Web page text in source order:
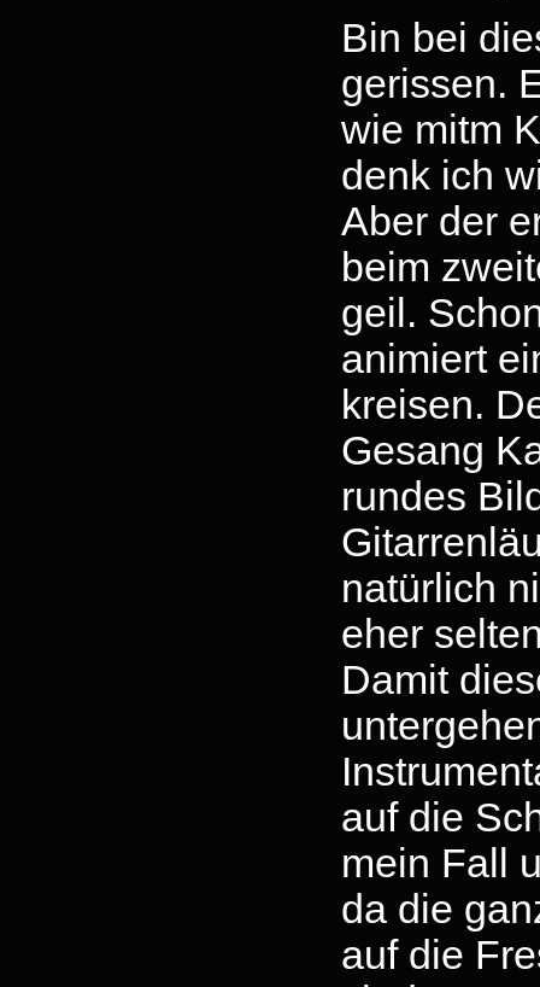
Bin bei
gerissen.
wie mitm
denk ich
Aber der
beim
geil.
animiert
kreisen.
Gesang
rundes
natürlich
eher
Damit
auf die
mein Fall
da die
auf die